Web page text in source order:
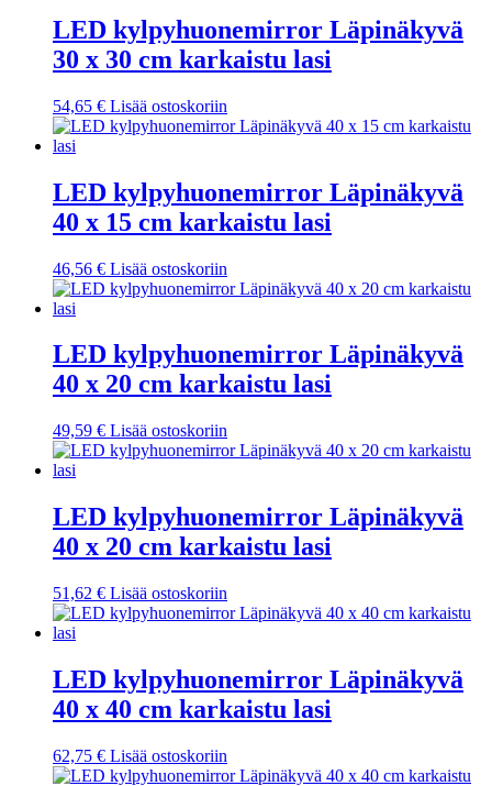
LED kylpyhuonemirror Läpinäkyvä
30 x 30 cm karkaistu lasi
54,65 € Lisää ostoskoriin
LED kylpyhuonemirror Läpinäkyvä
40 x 15 cm karkaistu lasi
46,56 € Lisää ostoskoriin
LED kylpyhuonemirror Läpinäkyvä
40 x 20 cm karkaistu lasi
49,59 € Lisää ostoskoriin
LED kylpyhuonemirror Läpinäkyvä
40 x 20 cm karkaistu lasi
51,62 € Lisää ostoskoriin
LED kylpyhuonemirror Läpinäkyvä
40 x 40 cm karkaistu lasi
62,75 € Lisää ostoskoriin